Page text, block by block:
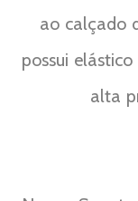
ao calçado
possui
alta